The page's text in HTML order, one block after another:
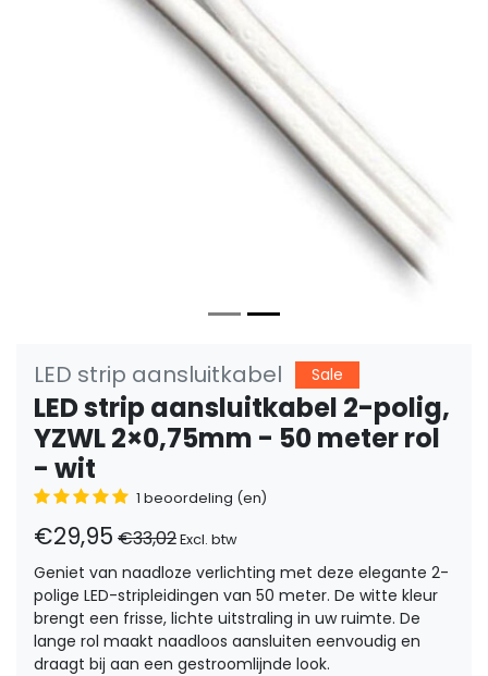
LED strip aansluitkabel Sale
LED strip aansluitkabel 2-polig,
YZWL 2×0,75mm - 50 meter rol
- wit
1 beoordeling (en)
€29,95 €33,02Excl. btw
Geniet van naadloze verlichting met deze elegante 2-
polige LED-stripleidingen van 50 meter. De witte kleur
brengt een frisse, lichte uitstraling in uw ruimte. De
lange rol maakt naadloos aansluiten eenvoudig en
draagt bij aan een gestroomlijnde look.